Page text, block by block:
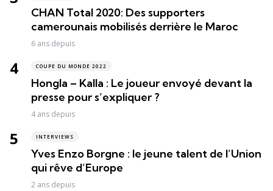
CHAN Total 2020: Des supporters
camerounais mobilisés derrière le Maroc
6 ans depuis
COUPE DU MONDE 2022
Hongla – Kalla : Le joueur envoyé devant la
presse pour s’expliquer ?
4 ans depuis
INTERVIEWS
Yves Enzo Borgne : le jeune talent de l’Union
qui rêve d’Europe
2 ans depuis